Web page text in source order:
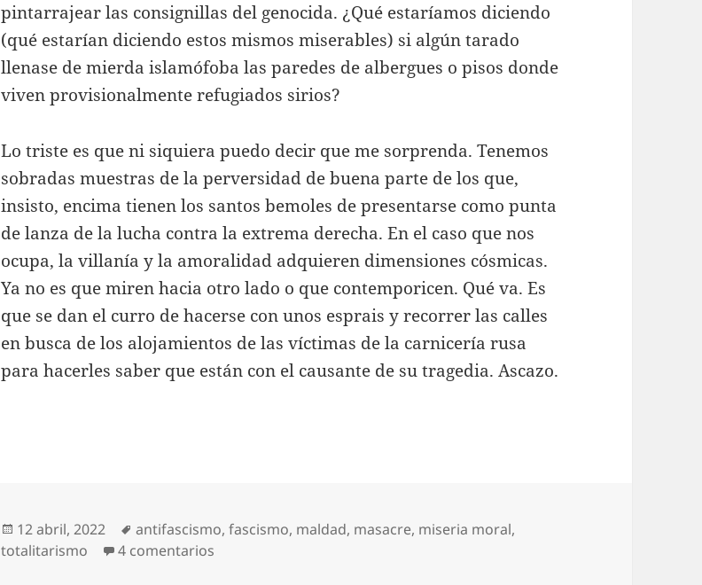
pintarrajear las consignillas del genocida. ¿Qué estaríamos diciendo
(qué estarían diciendo estos mismos miserables) si algún tarado
llenase de mierda islamófoba las paredes de albergues o pisos donde
viven provisionalmente refugiados sirios?
Lo triste es que ni siquiera puedo decir que me sorprenda. Tenemos
sobradas muestras de la perversidad de buena parte de los que,
insisto, encima tienen los santos bemoles de presentarse como punta
de lanza de la lucha contra la extrema derecha. En el caso que nos
ocupa, la villanía y la amoralidad adquieren dimensiones cósmicas.
Ya no es que miren hacia otro lado o que contemporicen. Qué va. Es
que se dan el curro de hacerse con unos esprais y recorrer las calles
en busca de los alojamientos de las víctimas de la carnicería rusa
para hacerles saber que están con el causante de su tragedia. Ascazo.
Publicado
el
12 abril, 2022 Etiquetas
antifascismo,fascismo, maldad, masacre, miseria moral,
totalitarismo
4 comentarios